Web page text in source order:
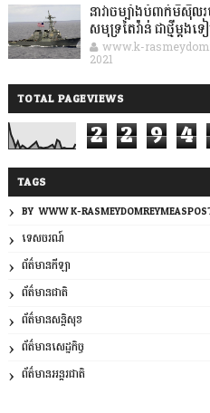
នាវាចម្បាំងបំពាក់មីស៊ីល
សមុទ្រតៃវ៉ាន់ ជាថ្មីម្តង
www.k-
2021
TOTAL PAGEVIEWS
2 2 9 4
TAGS
BY: WWW.K-
ទេសចរណ៍
ព័ត៌មានកីឡា
ព័ត៌មានជាតិ
ព័ត៌មានសន្តិសុខ
ព័ត៌មានសេដ្ឋកិច្ច
ព័ត៌មានអន្តរជាតិ